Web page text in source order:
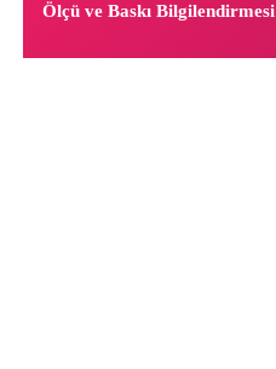
Ölçü ve Baskı Bilgilendirmesi